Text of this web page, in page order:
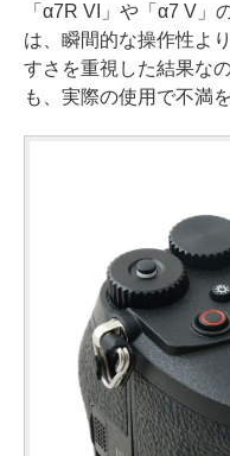
「α7R VI」や「α7 V」
は、瞬間的な操作性よ
すさを重視した結果な
も、実際の使用で不満